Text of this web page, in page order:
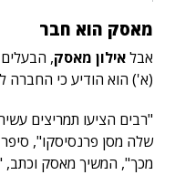
מאסק הוא חבר
אבלאילון מאסק
(א') הוא הודיע כי החברה
שלה מסן פרנסיסקו",
מכך", המשיך מאסק וכתב,